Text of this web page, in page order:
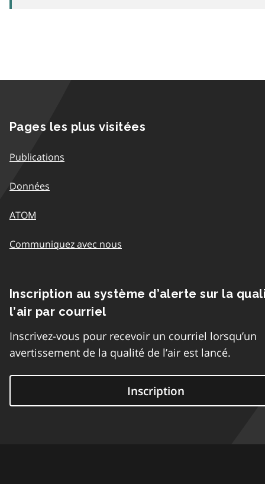
Pages les plus visitées
Publications
Données
ATOM
Communiquez avec nous
Inscription au système d’alerte sur la
l’air par courriel
Inscrivez-vous pour recevoir un courriel lorsqu’un
avertissement de la qualité de l’air est lancé.
Inscription